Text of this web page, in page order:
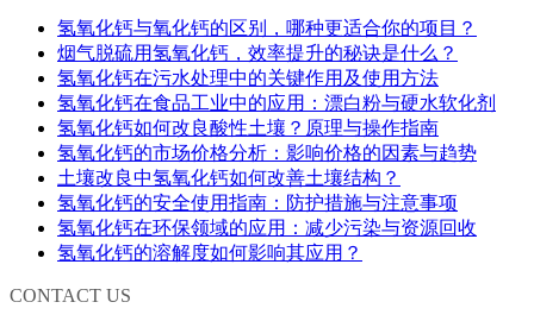
氢氧化钙与氧化钙的区别，哪种更适合你的项目？
烟气脱硫用氢氧化钙，效率提升的秘诀是什么？
氢氧化钙在污水处理中的关键作用及使用方法
氢氧化钙在食品工业中的应用：漂白粉与硬水软化剂
氢氧化钙如何改良酸性土壤？原理与操作指南
氢氧化钙的市场价格分析：影响价格的因素与趋势
土壤改良中氢氧化钙如何改善土壤结构？
氢氧化钙的安全使用指南：防护措施与注意事项
氢氧化钙在环保领域的应用：减少污染与资源回收
氢氧化钙的溶解度如何影响其应用？
CONTACT US